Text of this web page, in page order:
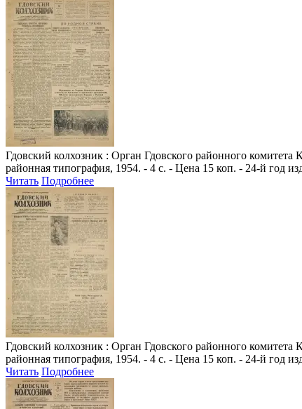
Гдовский колхозник : Орган Гдовского районного комитета
районная типография, 1954. - 4 с. - Цена 15 коп. - 24-й год
Читать Подробнее
Гдовский колхозник : Орган Гдовского районного комитета
районная типография, 1954. - 4 с. - Цена 15 коп. - 24-й год
Читать Подробнее